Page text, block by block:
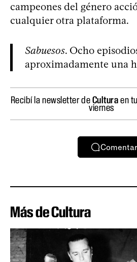
campeones del género
cualquier otra plataforma.
Sabuesos. Ocho
aproximadamente una
Recibí la newsletter deCulturaen
viernes
Comentar
Más de Cultura